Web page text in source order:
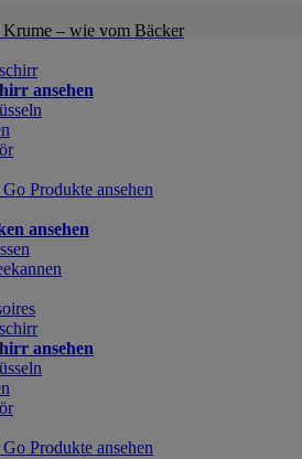
– wie vom Bäcker
ansehen
Produkte ansehen
ansehen
ansehen
Produkte ansehen